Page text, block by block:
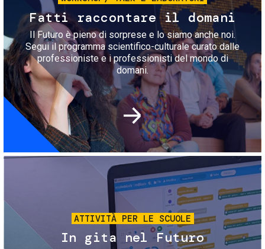
Fatti raccontare il domani
Il Futuro è pieno di sorprese e lo siamo anche noi.
Segui il programma scientifico-culturale curato dalle
professioniste e i professionisti del mondo di
domani.
Immagine
ATTIVITÀ PER LE SCUOLE
In gita nel Futuro